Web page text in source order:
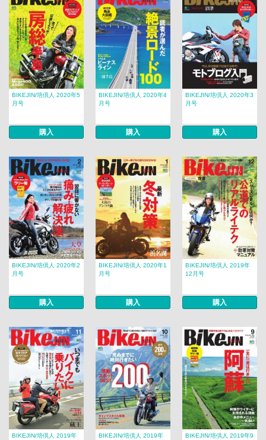
BIKEJIN/培倶人 2020年5
月号
購入
BIKEJIN/培倶人 2020年4
月号
購入
BIKEJIN/培倶人 2020年3
月号
購入
BIKEJIN/培倶人 2020年2
月号
購入
BIKEJIN/培倶人 2020年1
月号
購入
BIKEJIN/培倶人 2019年
12月号
購入
BIKEJIN/培倶人 2019年
BIKEJIN/培倶人 2019年
BIKEJIN/培倶人 2019年9